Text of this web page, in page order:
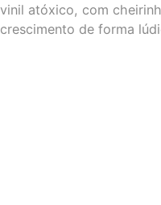
vinil atóxico, com
crescimento de forma